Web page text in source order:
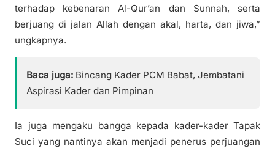
terhadap kebenaran Al-Qur’an dan Sunnah, serta
berjuang di jalan Allah dengan akal, harta, dan jiwa,”
ungkapnya.
Baca juga: Bincang Kader PCM Babat, Jembatani
Aspirasi Kader dan Pimpinan
Ia juga mengaku bangga kepada kader-kader Tapak
Suci yang nantinya akan menjadi penerus perjuangan